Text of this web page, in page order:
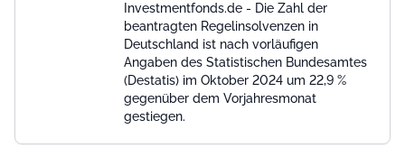
Investmentfonds.de - Die Zahl der
beantragten Regelinsolvenzen in
Deutschland ist nach vorläufigen
Angaben des Statistischen Bundesamtes
(Destatis) im Oktober 2024 um 22,9 %
gegenüber dem Vorjahresmonat
gestiegen.